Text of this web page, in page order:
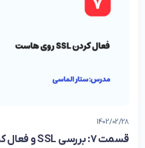
1402/02/28
قسمت 7: بررسی SSL و فعال کردن SSL